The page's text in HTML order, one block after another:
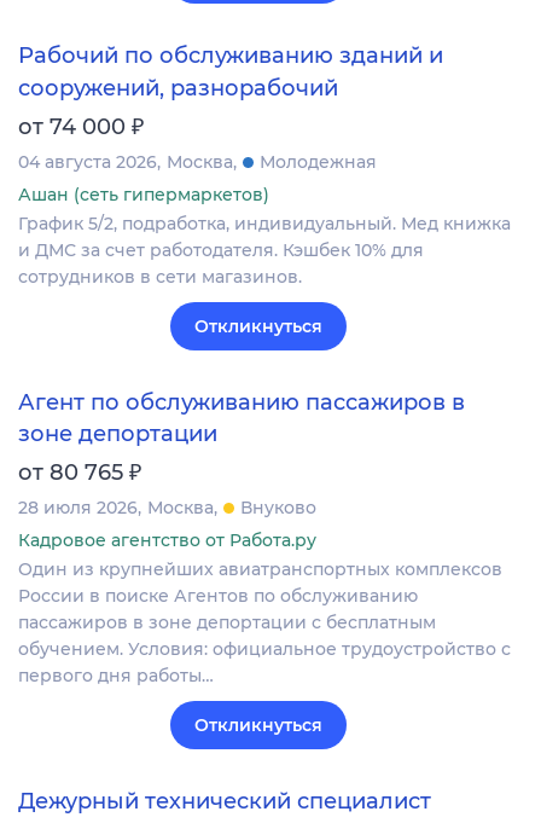
Рабочий по обслуживанию зданий и
сооружений, разнорабочий
от 74 000 ₽
04 августа 2026 Москва
Молодежная
Ашан (сеть гипермаркетов)
График 5/2, подработка, индивидуальный. Мед книжка
и ДМС за счет работодателя. Кэшбек 10% для
сотрудников в сети магазинов.
Откликнуться
Агент по обслуживанию пассажиров в
зоне депортации
от 80 765 ₽
28 июля 2026 Москва
Внуково
Кадровое агентство от Работа.ру
Один из крупнейших авиатранспортных комплексов
России в поиске Агентов по обслуживанию
пассажиров в зоне депортации с бесплатным
обучением. Условия: официальное трудоустройство с
первого дня работы…
Откликнуться
Дежурный технический специалист